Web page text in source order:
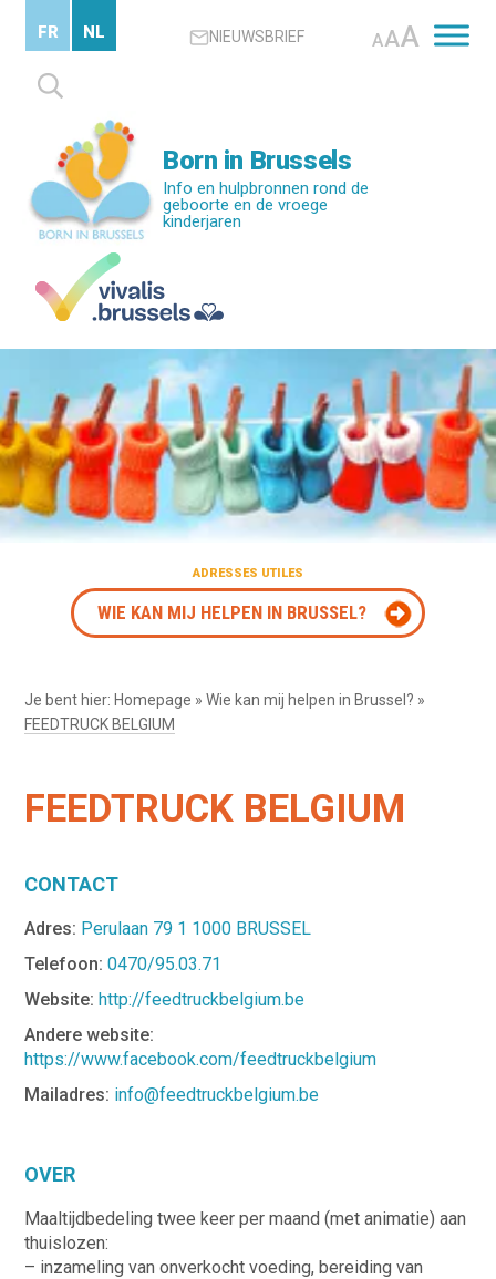
content
NIEUWSBRIEF AAA
Zoeken
naar:
FR NL
Born in Brussels
Info en hulpbronnen rond de
geboorte en de vroege
kinderjaren
ADRESSES UTILES
WIE KAN MIJ HELPEN IN BRUSSEL?
Je bent hier: Homepage »Wie kan mij helpen in Brussel? »
FEEDTRUCK BELGIUM
FEEDTRUCK BELGIUM
CONTACT
Adres: Perulaan 79 1 1000 BRUSSEL
Telefoon: 0470/95.03.71
Website:http://feedtruckbelgium.be
Andere website:
https://www.facebook.com/feedtruckbelgium
Mailadres: info@feedtruckbelgium.be
OVER
Maaltijdbedeling twee keer per maand (met animatie) aan
thuislozen:
– inzameling van onverkocht voeding, bereiding van